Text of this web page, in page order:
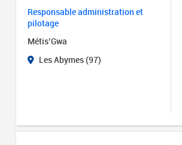
Responsable administration et
pilotage
Métis’Gwa
Les Abymes (97)